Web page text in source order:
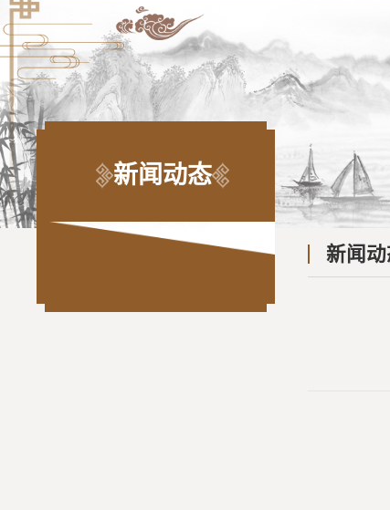
新闻动态
新闻